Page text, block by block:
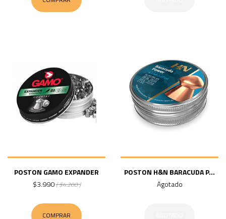
POSTON GAMO EXPANDER
$3.990( $4.200 )
COMPRAR
POSTON H&N BARACUDA P...
Agotado